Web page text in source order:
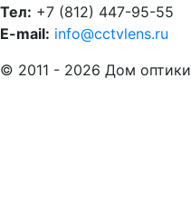
Тел: +7 (812) 447-95-55
E-mail: info@cctvlens.ru
© 2011 - 2026 Дом оптики